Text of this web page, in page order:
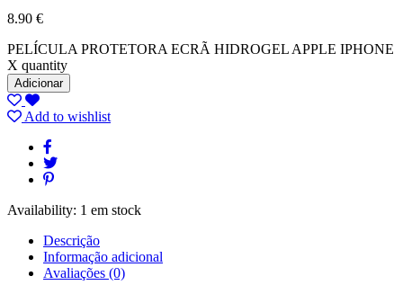
8.90 €
PELÍCULA PROTETORA ECRÃ HIDROGEL APPLE IPHONE
X quantity
Adicionar
Add to wishlist
Availability: 1 em stock
Descrição
Informação adicional
Avaliações (0)